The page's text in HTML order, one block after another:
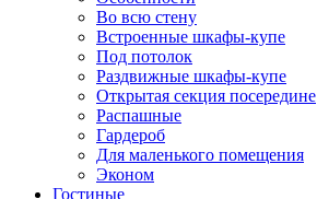
Во всю стену
Встроенные шкафы-купе
Под потолок
Раздвижные шкафы-купе
Открытая секция посередине
Распашные
Гардероб
Для маленького помещения
Эконом
Гостиные